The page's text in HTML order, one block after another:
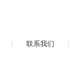
联系我们